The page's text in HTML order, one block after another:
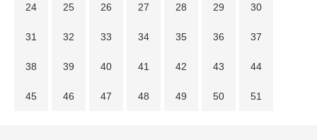
24 25 26 27 28 29 30
31 32 33 34 35 36 37
38 39 40 41 42 43 44
45 46 47 48 49 50 51